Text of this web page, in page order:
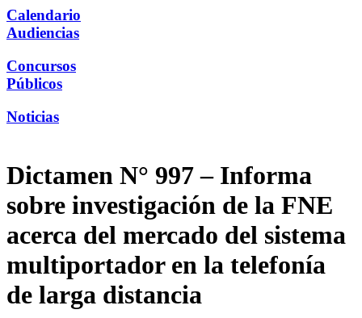
Calendario
Audiencias
Concursos
Públicos
Noticias
Dictamen N° 997 – Informa
sobre investigación de la FNE
acerca del mercado del sistema
multiportador en la telefonía
de larga distancia